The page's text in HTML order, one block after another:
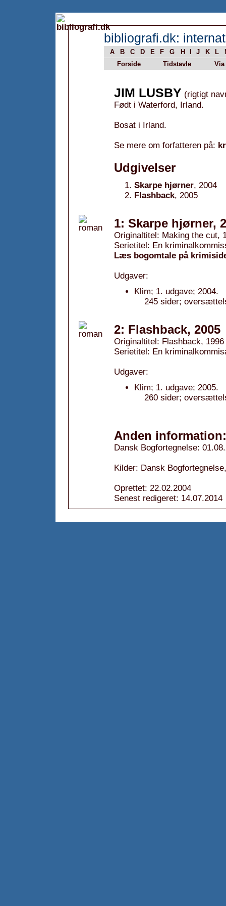
bibliografi.dk:
A B C D E F G H J K L
Forside
Tidstavle Via
JIM LUSBY (rigtigt
Født i Waterford, Irland.
Bosat i Irland.
Se mere om forfatteren på:
Udgivelser
Skarpe hjørner, 2004
Flashback, 2005
1: Skarpe hjørner,
Originaltitel: Making the cut,
Serietitel: En
Læs bogomtale på
Udgaver:
Klim; 1. udgave; 2004.
245 sider;
2: Flashback, 2005
Originaltitel: Flashback, 1996
Serietitel: En
Udgaver:
Klim; 1. udgave; 2005.
260 sider;
Anden information:
Dansk Bogfortegnelse:
Kilder: Dansk
Oprettet: 22.02.2004
Senest redigeret: 14.07.2014